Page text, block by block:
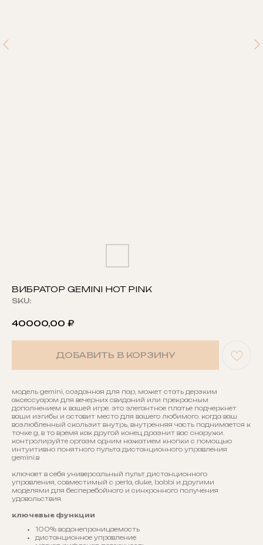
ВИБРАТОР GEMINI HOT PINK
SKU:
40000,00 ₽
ДОБАВИТЬ В КОРЗИНУ
модель gemini, созданная для пар, может стать дерзким
аксессуаром для вечерних свиданий или прекрасным
дополнением к вашей игре. это элегантное платье подчеркнет
ваши изгибы и оставит место для вашего любимого. когда ваш
возлюбленный скользит внутрь, внутренняя часть поднимается к
точке g, в то время как другой конец дразнит вас снаружи.
контролируйте оргазм одним нажатием кнопки с помощью
интуитивно понятного пульта дистанционного управления
gemini.в
ключает в себя универсальный пульт дистанционного
управления, совместимый с perla, duke, bobbi и другими
моделями для бесперебойного и синхронного получения
удовольствия.
ключевые функции
100% водонепроницаемость
дистанционное управление